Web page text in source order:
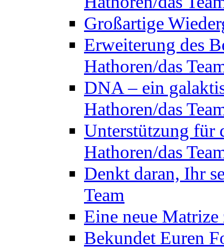
Großartige
Erweiterung des
Hathoren/das
DNA – ein
Hathoren/das
Unterstützung für
Hathoren/das
Denkt daran, Ihr
Team
Eine neue Matrize
Bekundet Euren